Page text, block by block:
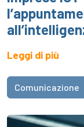
Leggi di più
Comunicazione